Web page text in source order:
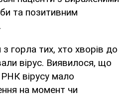
та позитивним
горла тих, хто хворів до
вірус. Виявилося, що
РНК вірусу мало
на момент чи